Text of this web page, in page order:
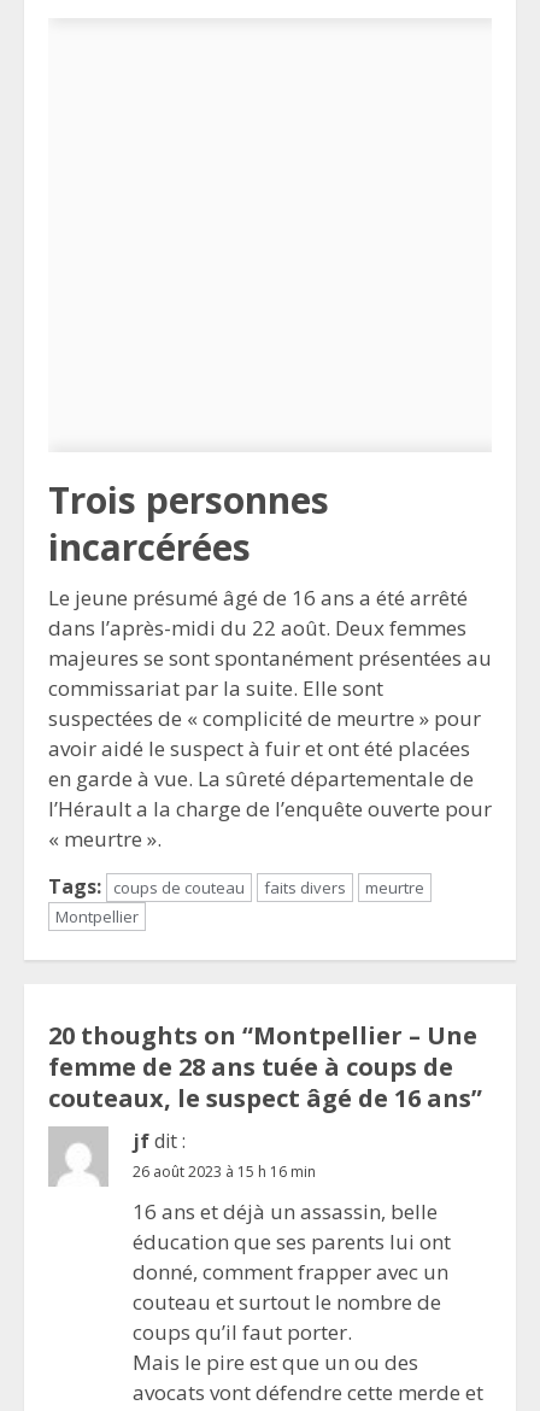
Trois personnes
incarcérées
Le jeune présumé âgé de 16 ans a été arrêté
dans l’après-midi du 22 août. Deux femmes
majeures se sont spontanément présentées au
commissariat par la suite. Elle sont
suspectées de « complicité de meurtre » pour
avoir aidé le suspect à fuir et ont été placées
en garde à vue. La sûreté départementale de
l’Hérault a la charge de l’enquête ouverte pour
« meurtre ».
Tags: coups de couteau faits divers
meurtre
Montpellier
20 thoughts on “Montpellier – Une
femme de 28 ans tuée à coups de
couteaux, le suspect âgé de 16 ans”
jfdit :
26 août 2023 à 15 h 16 min
16 ans et déjà un assassin, belle
éducation que ses parents lui ont
donné, comment frapper avec un
couteau et surtout le nombre de
coups qu’il faut porter.
Mais le pire est que un ou des
avocats vont défendre cette merde et